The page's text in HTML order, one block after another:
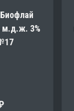
м.д.ж. 3%